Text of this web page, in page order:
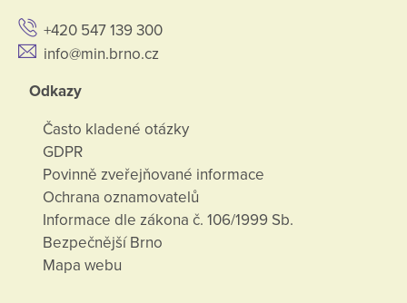
+420 547 139 300
info@min.brno.cz
Odkazy
Často kladené otázky
GDPR
Povinně zveřejňované informace
Ochrana oznamovatelů
Informace dle zákona č. 106/1999 Sb.
Bezpečnější Brno
Mapa webu